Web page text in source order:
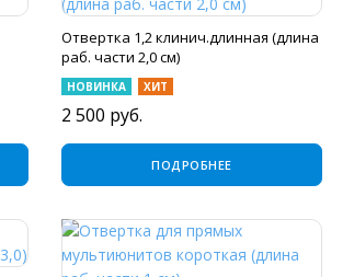
Отвертка 1,2 клинич.длинная (длина
раб. части 2,0 см)
НОВИНКА ХИТ
2 500 руб.
ПОДРОБНЕЕ